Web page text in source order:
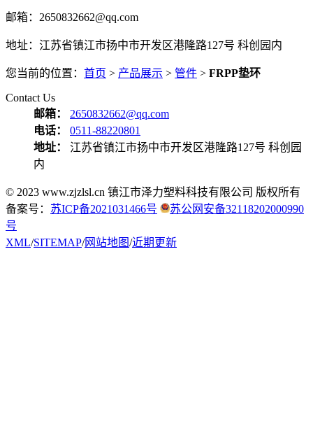
邮箱：2650832662@qq.com
地址：江苏省镇江市扬中市开发区港隆路127号 科创园内
您当前的位置： 首页 > 产品展示 > 管件 > FRPP垫环
Contact Us
邮箱：
2650832662@qq.com
电话：
0511-88220801
地址：
江苏省镇江市扬中市开发区港隆路127号 科创园
内
© 2023 www.zjzlsl.cn 镇江市泽力塑料科技有限公司 版权所有
备案号： 苏ICP备2021031466号
苏公网安备32118202000990
号
XML/SITEMAP/网站地图/近期更新